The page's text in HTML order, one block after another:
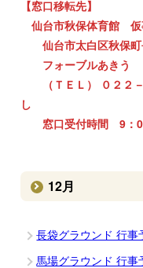
【窓口移転先】
仙台市秋保体育館 仮
仙台市太白区秋保
フォーブルあきう
（ＴＥＬ） ０２２
し
窓口受付時間 9：
12月
長袋グラウンド 行事
馬場グラウンド 行事